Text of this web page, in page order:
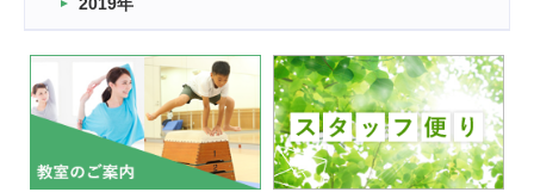
いたっぼーる大会☆彡
緑ケ丘体育館
2022.07.03
市内総合体育大会が開始
緑ケ丘体育館 猪名川運動広場
古池運動広場